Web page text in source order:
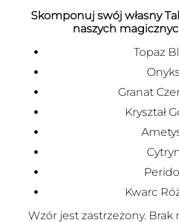
Skomponuj swój własny
naszych
Topaz
Onyks
Granat
Kryształ
Kwarc
Wzór jest zastrzeżony.